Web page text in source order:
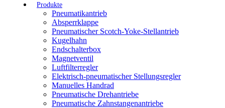
Produkte
Pneumatikantrieb
Absperrklappe
Pneumatischer Scotch-Yoke-Stellantrieb
Kugelhahn
Endschalterbox
Magnetventil
Luftfilterregler
Elektrisch-pneumatischer Stellungsregler
Manuelles Handrad
Pneumatische Drehantriebe
Pneumatische Zahnstangenantriebe